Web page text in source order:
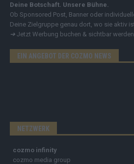
Deine Botschaft. Unsere Bühne.
Ob Sponsored Post, Banner oder
Deine Zielgruppe genau dort, wo sie aktiv
➔ Jetzt Werbung buchen & sichtbar
EIN ANGEBOT DER COZMO NEWS
NETZWERK
cozmo infinity
cozmo media group